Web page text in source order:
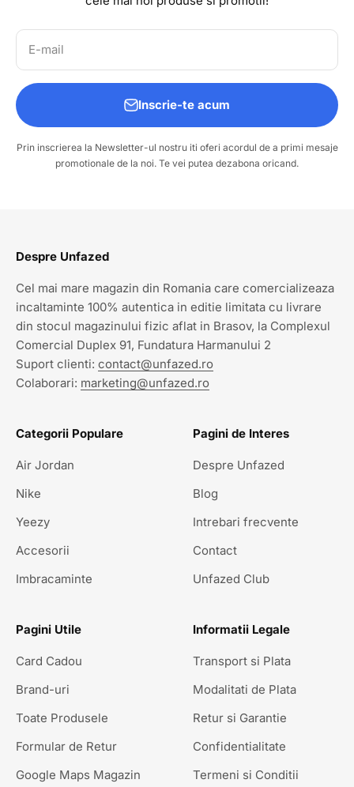
E-mail
Inscrie-te acum
Prin inscrierea la Newsletter-ul nostru iti oferi acordul de a primi mesaje
promotionale de la noi. Te vei putea dezabona oricand.
Despre Unfazed
Cel mai mare magazin din Romania care comercializeaza
incaltaminte 100% autentica in editie limitata cu livrare
din stocul magazinului fizic aflat in Brasov, la Complexul
Comercial Duplex 91, Fundatura Harmanului 2
Suport clienti: contact@unfazed.ro
Colaborari: marketing@unfazed.ro
Categorii Populare
Air Jordan
Nike
Yeezy
Accesorii
Imbracaminte
Pagini de Interes
Despre Unfazed
Blog
Intrebari frecvente
Contact
Unfazed Club
Pagini Utile
Card Cadou
Brand-uri
Toate Produsele
Formular de Retur
Google Maps Magazin
Informatii Legale
Transport si Plata
Modalitati de Plata
Retur si Garantie
Confidentialitate
Termeni si Conditii